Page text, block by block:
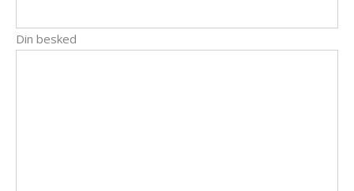
Din besked